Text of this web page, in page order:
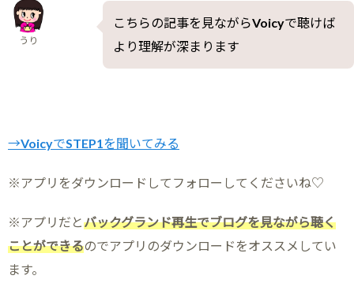
こちらの記事を見ながらVoicyで聴けば
より理解が深まります
うり
→VoicyでSTEP1を聞いてみる
※アプリをダウンロードしてフォローしてくださいね♡
※アプリだとバックグランド再生でブログを見ながら聴く
ことができるのでアプリのダウンロードをオススメしてい
ます。